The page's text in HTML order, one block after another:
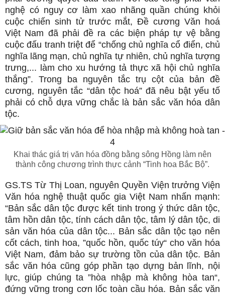
nghệ có nguy cơ làm xao nhãng quần chúng khỏi
cuộc chiến sinh tử trước mắt, Đề cương Văn hoá
Việt Nam đã phải đề ra các biện pháp tự vệ bằng
cuộc đấu tranh triệt để “chống chủ nghĩa cổ điển, chủ
nghĩa lãng mạn, chủ nghĩa tự nhiên, chủ nghĩa tượng
trưng,... làm cho xu hướng tả thực xã hội chủ nghĩa
thắng”. Trong ba nguyên tắc trụ cột của bản đề
cương, nguyên tắc “dân tộc hoá” đã nêu bật yếu tố
phải có chỗ dựa vững chắc là bản sắc văn hóa dân
tộc.
Khai thác giá trị văn hóa đồng bằng sông Hồng làm nên
thành công chương trình thực cảnh “Tinh hoa Bắc Bộ”.
GS.TS Từ Thị Loan, nguyên Quyền Viện trưởng Viện
Văn hóa nghệ thuật quốc gia Việt Nam nhấn mạnh:
“Bản sắc dân tộc được kết tinh trong ý thức dân tộc,
tâm hồn dân tộc, tính cách dân tộc, tâm lý dân tộc, di
sản văn hóa của dân tộc... Bản sắc dân tộc tạo nên
cốt cách, tinh hoa, ”quốc hồn, quốc túy“ cho văn hóa
Việt Nam, đảm bảo sự trường tồn của dân tộc. Bản
sắc văn hóa cũng góp phần tạo dựng bản lĩnh, nội
lực, giúp chúng ta ”hòa nhập mà không hòa tan“,
đứng vững trong cơn lốc toàn cầu hóa. Bản sắc văn